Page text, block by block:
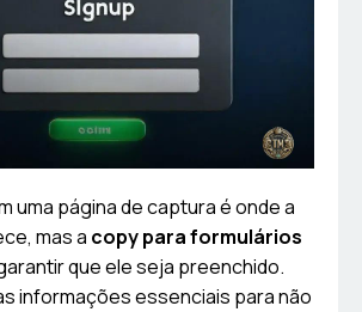
uma página de captura é onde a
mas a copy para formulários
que ele seja preenchido.
informações essenciais para não